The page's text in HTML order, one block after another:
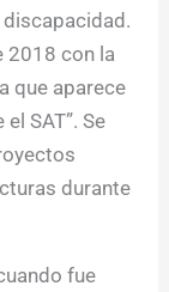
discapacidad.
2018 con la
que aparece
SAT”. Se
durante
fue